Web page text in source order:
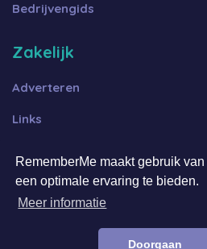
RememberMe maakt gebruik
een optimale ervaring te bieden.
Meer informatie
Doorgaan
Bedrijvengids
Zakelijk
Adverteren
Links
Algemene voorwaarden FFOT